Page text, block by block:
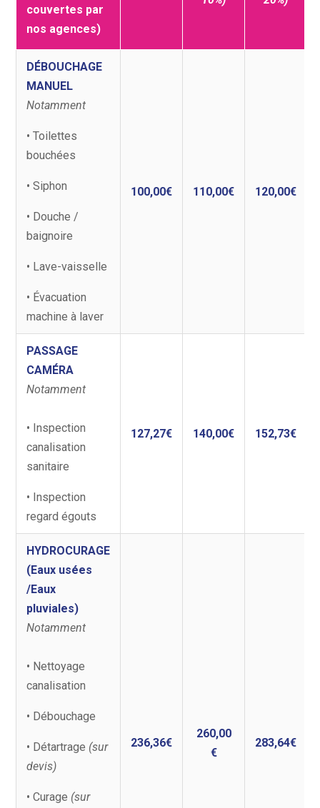
couvertes par
nos agences)
DÉBOUCHAGE
MANUEL
Notamment
• Toilettes
bouchées
• Siphon
• Douche /
baignoire
• Lave-vaisselle
• Évacuation
machine à laver
100,00€ 110,00€ 120,00€
PASSAGE
CAMÉRA
Notamment
• Inspection
canalisation
sanitaire
• Inspection
regard égouts
127,27€ 140,00€ 152,73€
HYDROCURAGE
(Eaux usées
/Eaux
pluviales)
Notamment
• Nettoyage
canalisation
• Débouchage
• Détartrage (sur
devis)
• Curage (sur
236,36€
260,00
€
283,64€